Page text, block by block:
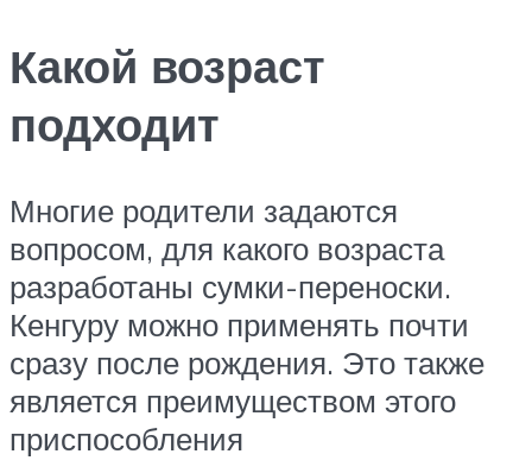
Какой возраст
подходит
Многие родители задаются
вопросом, для какого возраста
разработаны сумки-переноски.
Кенгуру можно применять почти
сразу после рождения. Это также
является преимуществом этого
приспособления